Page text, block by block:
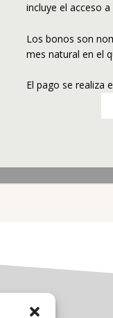
incluye el acceso
Los bonos son
mes natural en el
El pago se realiza